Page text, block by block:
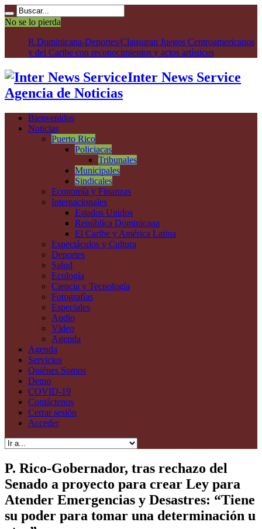
No se lo pierda
P. Ri
Agencia de Noticias
Noticias
Puerto Rico
Policiacas
Tribunales
Municipales
Sindicales
Economía y Finanzas
Internacionales
Estados Unidos
República Dominicana
El Caribe y América Latina
Espectáculos y Cultura
Deportes
Salud
Ecología
Ciencia y Tecnología
Fotografías
Especiales
Audio
Vídeo
Agenda
Agenda
Servicios
Quiénes Somos
Demo
COVID-19
Contáctenos
Cerrar sesión
Acceder
Senado a proyecto para crear Ley para
Atender Emergencias y Desastres: “Tiene
su poder para tomar una determinación u
otra”